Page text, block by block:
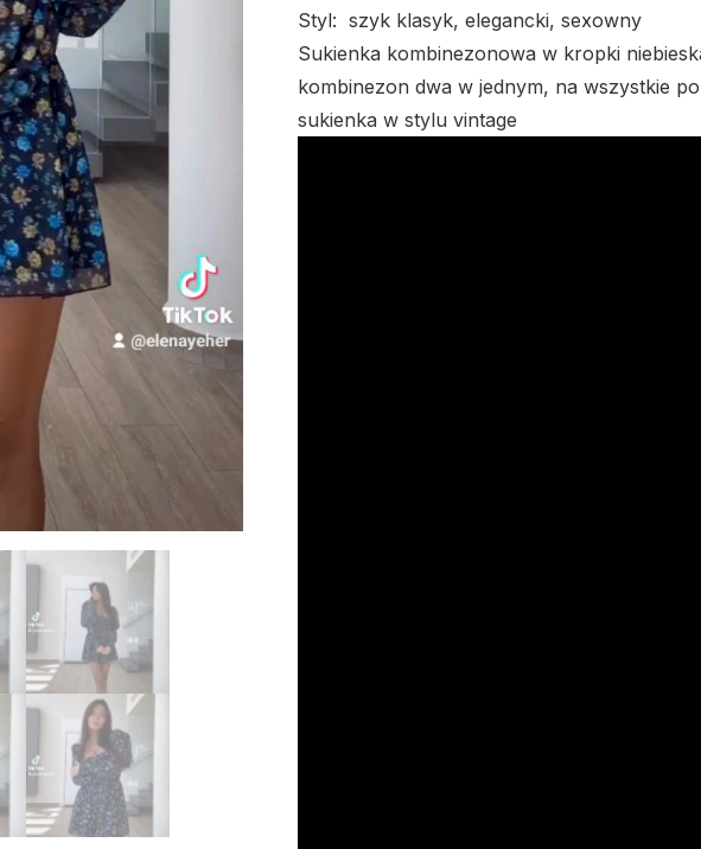
Styl: szyk klasyk, elegancki, sexowny
Sukienka kombinezonowa w kropki
kombinezon dwa w jednym, na wszystkie
sukienka w stylu vintage